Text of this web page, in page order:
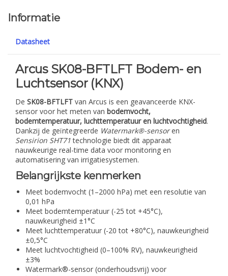
Informatie
Datasheet
Arcus SK08-BFTLFT Bodem- en
Luchtsensor (KNX)
De SK08-BFTLFT van Arcus is een geavanceerde KNX-
sensor voor het meten van bodemvocht,
bodemtemperatuur, luchttemperatuur en luchtvochtigheid.
Dankzij de geïntegreerde Watermark®-sensoren
Sensirion SHT71technologie biedt dit apparaat
nauwkeurige real-time data voor monitoring en
automatisering van irrigatiesystemen.
Belangrijkste kenmerken
Meet bodemvocht (1–2000 hPa) met een resolutie van
0,01 hPa
Meet bodemtemperatuur (-25 tot +45°C),
nauwkeurigheid ±1°C
Meet luchttemperatuur (-20 tot +80°C), nauwkeurigheid
±0,5°C
Meet luchtvochtigheid (0–100% RV), nauwkeurigheid
±3%
Watermark®-sensor (onderhoudsvrij) voor